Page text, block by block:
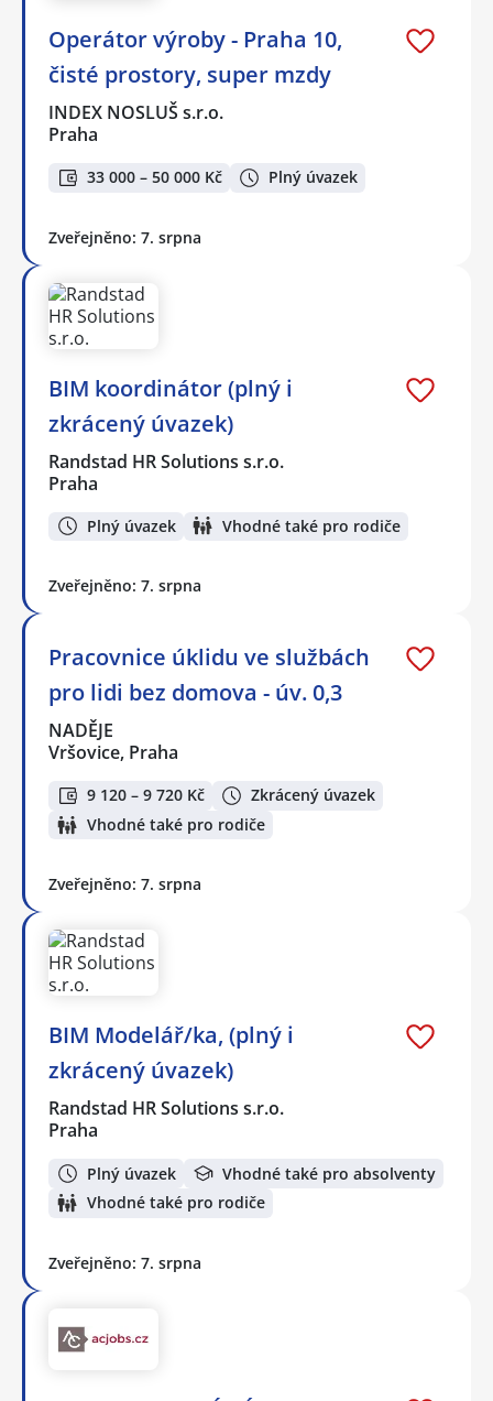
Operátor výroby - Praha 10,
čisté prostory, super mzdy
INDEX NOSLUŠ s.r.o.
Praha
33 000 – 50 000 Kč Plný úvazek
Zveřejněno: 7. srpna
BIM koordinátor (plný i
zkrácený úvazek)
Randstad HR Solutions s.r.o.
Praha
Plný úvazek Vhodné také pro rodiče
Zveřejněno: 7. srpna
Pracovnice úklidu ve službách
pro lidi bez domova - úv. 0,3
NADĚJE
Vršovice, Praha
9 120 – 9 720 Kč
Zkrácený úvazek
Vhodné také pro rodiče
Zveřejněno: 7. srpna
BIM Modelář/ka, (plný i
zkrácený úvazek)
Randstad HR Solutions s.r.o.
Praha
Plný úvazek
Vhodné také pro absolventy
Vhodné také pro rodiče
Zveřejněno: 7. srpna